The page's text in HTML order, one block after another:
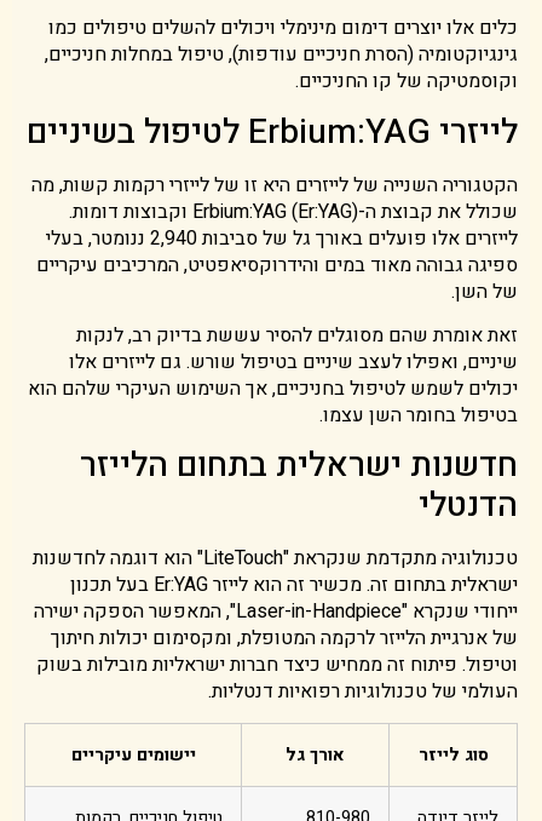
כלים אלו יוצרים דימום מינימלי ויכולים להשלים טיפולים כמו
גינגיוקטומיה (הסרת חניכיים עודפות), טיפול במחלות חניכיים,
וקוסמטיקה של קו החניכיים.
לייזרי Erbium:YAG לטיפול בשיניים
הקטגוריה השנייה של לייזרים היא זו של לייזרי רקמות קשות, מה
שכולל את קבוצת ה-Erbium:YAG (Er:YAG) וקבוצות דומות.
לייזרים אלו פועלים באורך גל של סביבות 2,940 ננומטר, בעלי
ספיגה גבוהה מאוד במים והידרוקסיאפטיט, המרכיבים עיקריים
של השן.
זאת אומרת שהם מסוגלים להסיר עששת בדיוק רב, לנקות
שיניים, ואפילו לעצב שיניים בטיפול שורש. גם לייזרים אלו
יכולים לשמש לטיפול בחניכיים, אך השימוש העיקרי שלהם הוא
בטיפול בחומר השן עצמו.
חדשנות ישראלית בתחום הלייזר
הדנטלי
טכנולוגיה מתקדמת שנקראת "LiteTouch" הוא דוגמה לחדשנות
ישראלית בתחום זה. מכשיר זה הוא לייזר Er:YAG בעל תכנון
ייחודי שנקרא "Laser-in-Handpiece", המאפשר הספקה ישירה
של אנרגיית הלייזר לרקמה המטופלת, ומקסימום יכולות חיתוך
וטיפול. פיתוח זה ממחיש כיצד חברות ישראליות מובילות בשוק
העולמי של טכנולוגיות רפואיות דנטליות.
סוג לייזר אורך גל יישומים עיקריים